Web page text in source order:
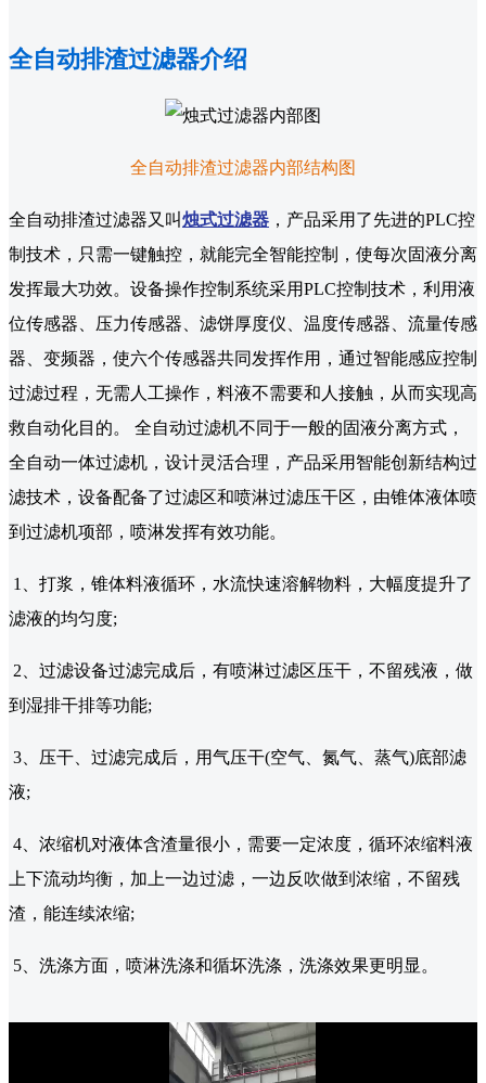
全自动排渣过滤器介绍
全自动排渣过滤器内部结构图
全自动排渣过滤器又叫烛式过滤器 ，产品采用了先进的PLC控
制技术，只需一键触控，就能完全智能控制，使每次固液分离
发挥最大功效。设备操作控制系统采用PLC控制技术，利用液
位传感器、压力传感器、滤饼厚度仪、温度传感器、流量传感
器、变频器，使六个传感器共同发挥作用，通过智能感应控制
过滤过程，无需人工操作，料液不需要和人接触，从而实现高
救自动化目的。 全自动过滤机不同于一般的固液分离方式，
全自动一体过滤机，设计灵活合理，产品采用智能创新结构过
滤技术，设备配备了过滤区和喷淋过滤压干区，由锥体液体喷
到过滤机项部，喷淋发挥有效功能。
1、打浆，锥体料液循环，水流快速溶解物料，大幅度提升了
滤液的均匀度;
2、过滤设备过滤完成后，有喷淋过滤区压干，不留残液，做
到湿排干排等功能;
3、压干、过滤完成后，用气压干(空气、氮气、蒸气)底部滤
液;
4、浓缩机对液体含渣量很小，需要一定浓度，循环浓缩料液
上下流动均衡，加上一边过滤，一边反吹做到浓缩，不留残
渣，能连续浓缩;
5、洗涤方面，喷淋洗涤和循坏洗涤，洗涤效果更明显。